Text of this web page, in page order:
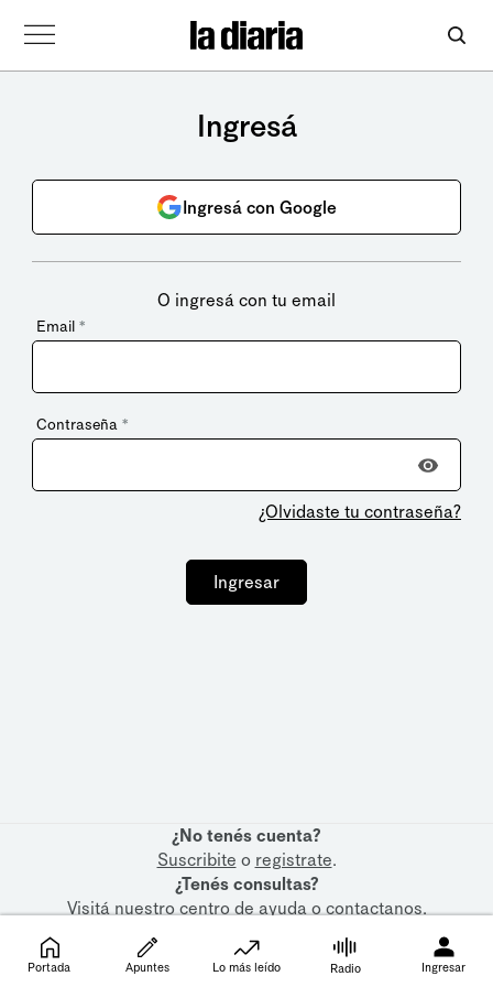
Ingresá
Ingresá con Google
O ingresá con tu email
Email *
Contraseña *
¿Olvidaste tu contraseña?
Ingresar
¿No tenés cuenta?
Suscribite o registrate.
¿Tenés consultas?
Visitá nuestrocentro de ayudaocontactanos.
Portada Apuntes Lo más leído Radio Ingresar